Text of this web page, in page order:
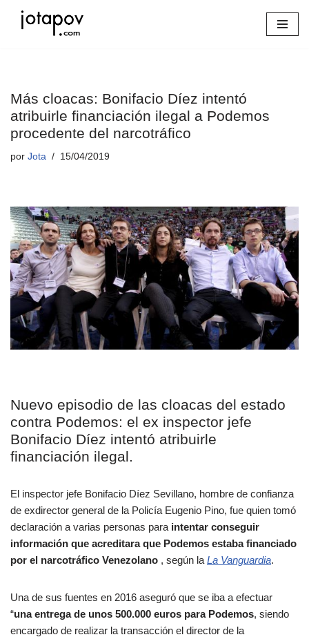
Más cloacas: Bonifacio Díez intentó
atribuirle financiación ilegal a Podemos
procedente del narcotráfico
por Jota 15/04/2019
Nuevo episodio de las cloacas del estado
contra Podemos: el ex inspector jefe
Bonifacio Díez intentó atribuirle
financiación ilegal.
El inspector jefe Bonifacio Díez Sevillano, hombre de confianza
de exdirector general de la Policía Eugenio Pino, fue quien tomó
declaración a varias personas para intentar conseguir
información que acreditara que Podemos estaba financiado
por el narcotráfico Venezolano , según la La Vanguardia.
Una de sus fuentes en 2016 aseguró que se iba a efectuar
“una entrega de unos 500.000 euros para Podemos, siendo
encargado de realizar la transacción el director de la